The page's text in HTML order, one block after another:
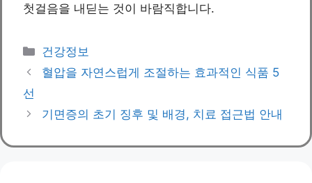
첫걸음을 내딛는 것이 바람직합니다.
Categories
건강정보
혈압을 자연스럽게 조절하는 효과적인 식품 5
선
기면증의 초기 징후 및 배경, 치료 접근법 안내